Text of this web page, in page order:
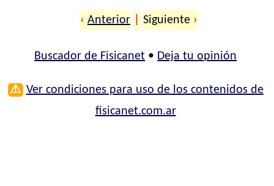
‹ Anterior Siguiente ›
Buscador de Fisicanet • Deja tu opinión
⚠ Ver condiciones para uso de los contenidos de
fisicanet.com.ar